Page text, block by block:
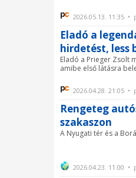
2026.05.13. 11:35
Eladó a
hirdetést, less
Eladó a Prieger Zsolt
amibe első látásra
2026.04.28. 21:05
Rengeteg
szakaszon
A Nyugati tér és a
2026.04.23. 11:00